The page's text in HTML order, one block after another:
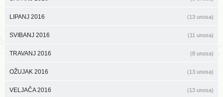
LIPANJ 2016 (13 unosa)
SVIBANJ 2016 (11 unosa)
TRAVANJ 2016 (8 unosa)
OŽUJAK 2016 (13 unosa)
VELJAČA 2016 (13 unosa)